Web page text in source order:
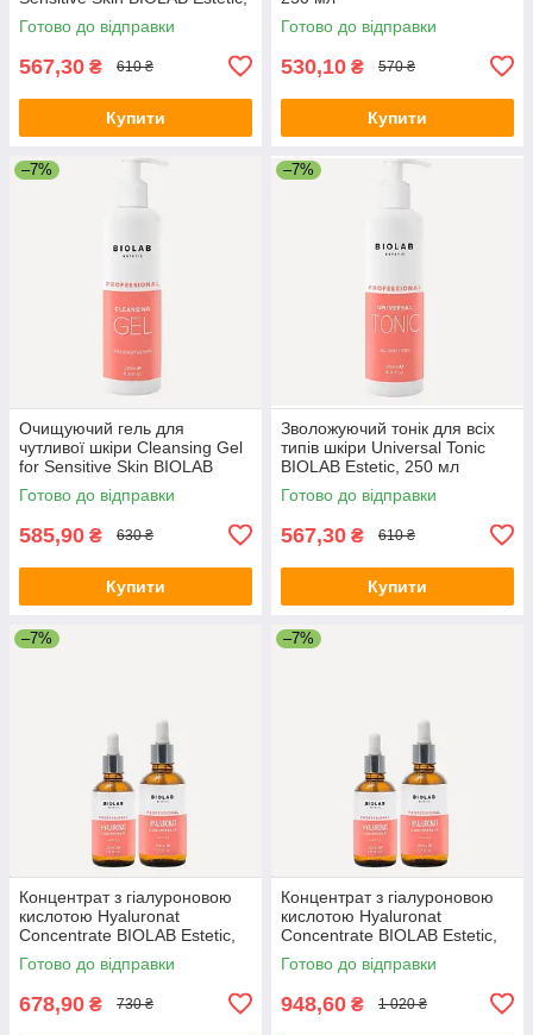
150 мл
Готово до відправки
567,30 ₴ 610 ₴
Купити
Готово до відправки
530,10 ₴ 570 ₴
Купити
–7%
Очищуючий гель для
чутливої шкіри Cleansing Gel
for Sensitive Skin BIOLAB
Estetic, 250 мл
Готово до відправки
585,90 ₴ 630 ₴
Купити
–7%
Зволожуючий тонік для всіх
типів шкіри Universal Tonic
BIOLAB Estetic, 250 мл
Готово до відправки
567,30 ₴ 610 ₴
Купити
–7%
Концентрат з гіалуроновою
кислотою Hyaluronat
Concentrate BIOLAB Estetic,
30 мл
Готово до відправки
678,90 ₴ 730 ₴
–7%
Концентрат з гіалуроновою
кислотою Hyaluronat
Concentrate BIOLAB Estetic,
50 мл
Готово до відправки
948,60 ₴ 1 020 ₴